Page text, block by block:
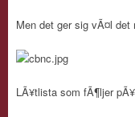
Men det ger sig vÃ¤l det
LÃ¥tlista som fÃ¶ljer